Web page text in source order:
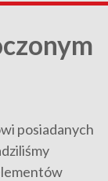
posiadanych